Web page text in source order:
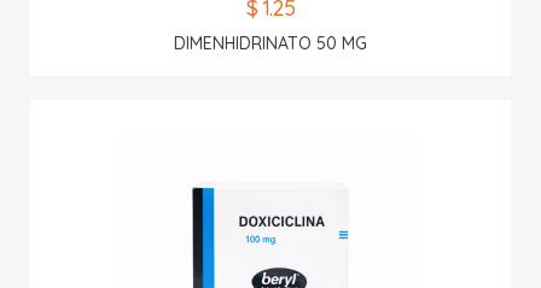
$ 1.25
DIMENHIDRINATO 50 MG